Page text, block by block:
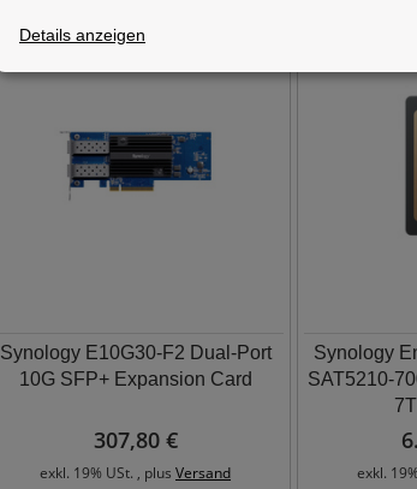
Synology E10G30-F2 Dual-Port
10G SFP+ Expansion Card
307,80 €
exkl. 19% USt. , plus Versand
Synology
SAT5210-
exkl.
Details anzeigen